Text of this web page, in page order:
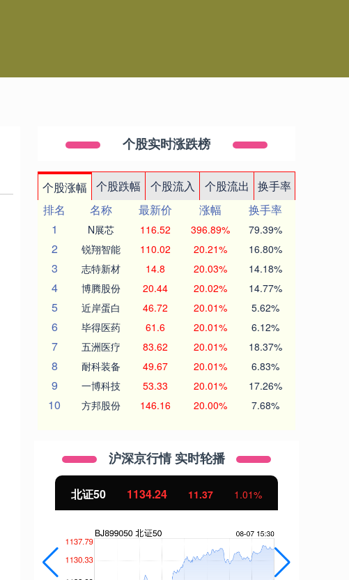
个股实时涨跌榜
个股涨幅 个股跌幅 个股流入 个股流出
换手率
排名
名称 最新价 涨幅
换手率
1
N展芯 116.52 396.89% 79.39%
2 锐翔智能 110.02 20.21% 16.80%
3 志特新材 14.8 20.03% 14.18%
4 博腾股份 20.44 20.02% 14.77%
5 近岸蛋白 46.72 20.01% 5.62%
6 毕得医药 61.6 20.01% 6.12%
7 五洲医疗 83.62 20.01% 18.37%
8 耐科装备 49.67 20.01% 6.83%
9 一博科技 53.33 20.01% 17.26%
10 方邦股份 146.16 20.00% 7.68%
沪深京行情 实时轮播
北证50 1134.24 11.37 1.01%